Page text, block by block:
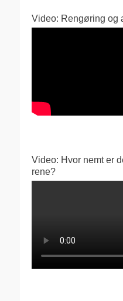
Video: Rengøring og
Video: Hvor nemt er
rene?